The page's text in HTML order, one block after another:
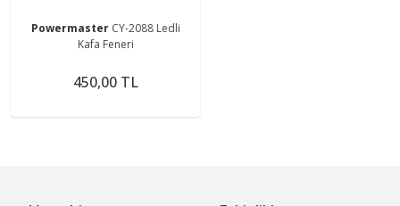
Powermaster CY-2088 Ledli
Kafa Feneri
450,00 TL